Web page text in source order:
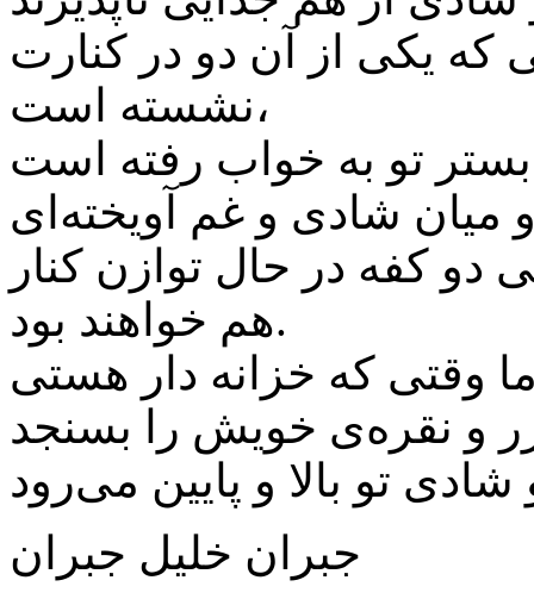
که یکی از آن دو در کنارت
نشسته است،
دو کفه در حال توازن کنار
هم خواهند بود.
جبران خلیل جبران